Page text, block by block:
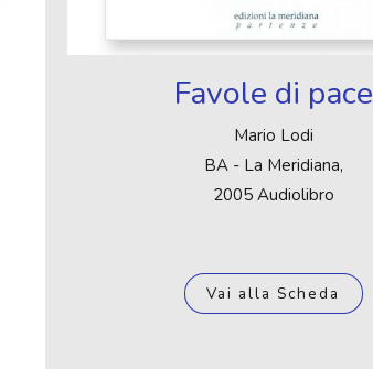
Favole di pace
Mario Lodi
BA - La Meridiana,
2005 Audiolibro
Vai alla Scheda